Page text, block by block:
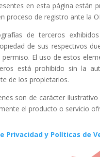
en esta página están
proceso de registro ante la
de terceros
de sus respectivos
permiso. El uso de estos
está prohibido sin la
de los propietarios.
son de carácter ilustrativo
el producto o servicio
Privacidad y Políticas de